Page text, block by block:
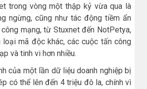
trong vòng một thập kỷ vừa qua là
ngừng, cũng như tác động tiềm ẩn
mạng, từ Stuxnet đến NotPetya,
loại mã độc khác, các cuộc tấn công
và tinh vi hơn nhiều.
của một lần dữ liệu doanh nghiệp bị
có thể lên đến 4 triệu đô la, chính vì